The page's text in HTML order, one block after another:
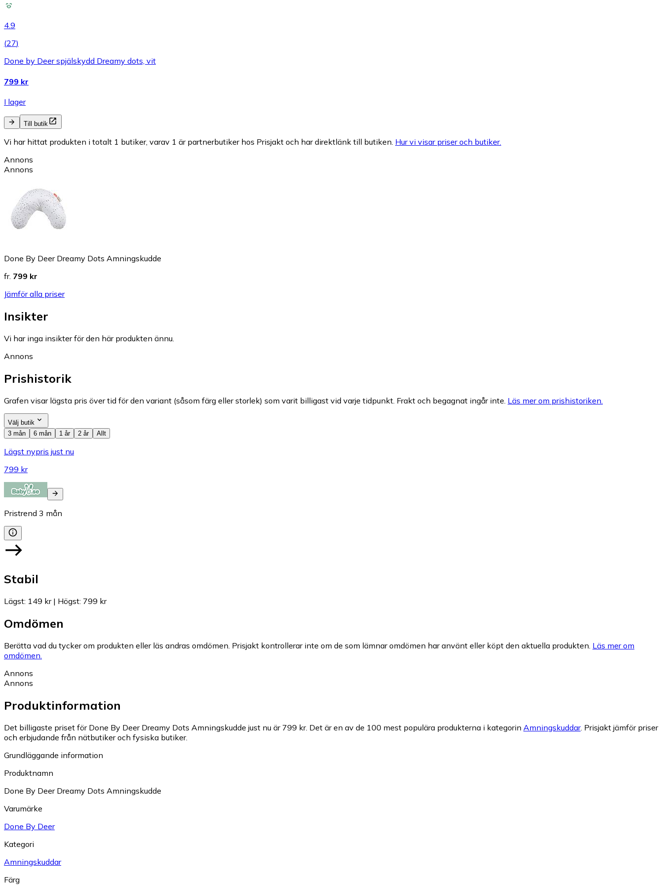
4.9
(27)
Done by Deer spjälskydd Dreamy dots, vit
799 kr
I lager
Till butik
Vi har hittat produkten i totalt 1 butiker, varav 1 är partnerbutiker hos Prisjakt och har direktlänk till butiken. Hur vi visar priser och butiker.
Annons
Annons
Done By Deer Dreamy Dots Amningskudde
fr. 799 kr
Jämför alla priser
Insikter
Vi har inga insikter för den här produkten ännu.
Annons
Prishistorik
Grafen visar lägsta pris över tid för den variant (såsom färg eller storlek) som varit billigast vid varje tidpunkt. Frakt och begagnat ingår inte. Läs mer om prishistoriken.
Välj butik
3 mån
6 mån 1 år 2 år Allt
Lägst nypris just nu
799 kr
Pristrend 3 mån
Stabil
Lägst: 149 kr| Högst: 799 kr
Omdömen
Berätta vad du tycker om produkten eller läs andras omdömen. Prisjakt kontrollerar inte om de som lämnar omdömen har använt eller köpt den aktuella produkten. Läs mer om
omdömen.
Annons
Annons
Produktinformation
Det billigaste priset för Done By Deer Dreamy Dots Amningskudde just nu är 799 kr. Det är en av de 100 mest populära produkterna i kategorin Amningskuddar. Prisjakt jämför priser
och erbjudande från nätbutiker och fysiska butiker.
Grundläggande information
Produktnamn
Done By Deer Dreamy Dots Amningskudde
Varumärke
Done By Deer
Kategori
Amningskuddar
Färg